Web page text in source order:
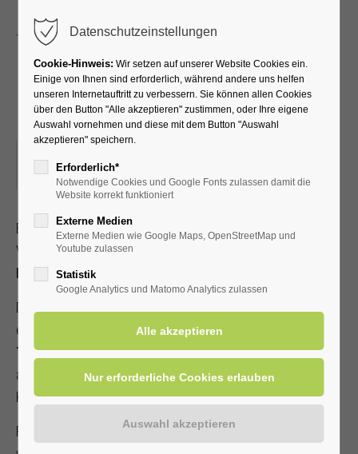
Lampionfest
ORT: KURPARK UND KURHALLE
Es erwarten Sie vielfältige Schlemmer‑ und
Verkaufsstände. Durch das Programm führt
Käse.
Den Auftakt machen
einer beeindruckendenBrautmodenschau
Trommelgruppe Mama Afrikabringt rhythmische Energie
auf die Bühne, und natürlich darf auch der beliebte
KinderliedermacherherrHnicht fehlen.
Für Kinder gibt es zusätzlich Kinderschminken
Datenschutzeinstellungen
Cookie-Hinweis: Wir setzen auf unserer Website Cookies ein.
Einige von Ihnen sind erforderlich, während andere uns helfen
unseren Internetauftritt zu verbessern. Sie können allen Cookies
über den Button "Alle akzeptieren" zustimmen, oder Ihre eigene
Auswahl vornehmen und diese mit dem Button "Auswahl
akzeptieren" speichern.
Erforderlich*
Notwendige Cookies und Google Fonts zulassen damit die
Website korrekt funktioniert
Externe Medien
Externe Medien wie Google Maps, OpenStreetMap und
Youtube zulassen
Statistik
Google Analytics und Matomo Analytics zulassen